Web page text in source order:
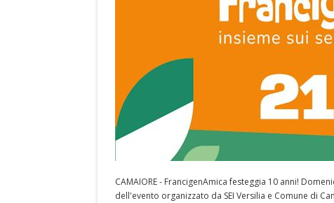
CAMAIORE - FrancigenAmica festeggia 10 anni!
dell'evento organizzato da SEI Versilia e Comune di